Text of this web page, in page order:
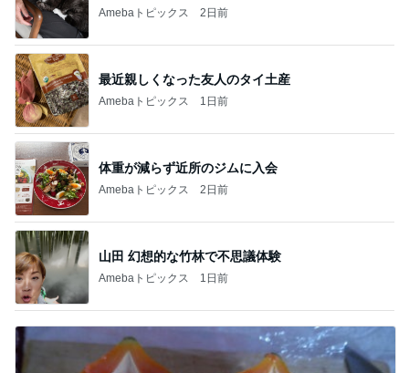
Amebaトピックス 2日前
最近親しくなった友人のタイ土産
Amebaトピックス 1日前
体重が減らず近所のジムに入会
Amebaトピックス 2日前
山田 幻想的な竹林で不思議体験
Amebaトピックス 1日前